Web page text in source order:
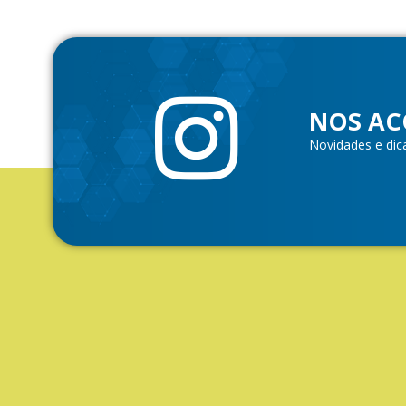
NOS
Novidades e